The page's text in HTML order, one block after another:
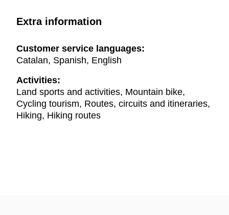
Extra information
Customer service languages:
Catalan, Spanish, English
Activities:
Land sports and activities, Mountain bike,
Cycling tourism, Routes, circuits and itineraries,
Hiking, Hiking routes